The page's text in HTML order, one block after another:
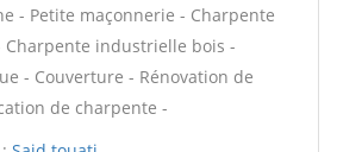
- Petite maçonnerie - Charpente
industrielle bois -
- Couverture - Rénovation de
de charpente -